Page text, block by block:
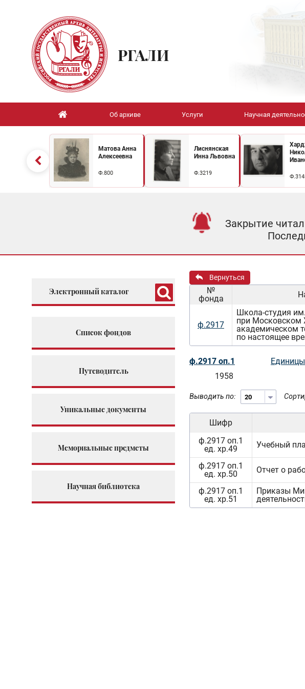
РГАЛИ
Об архиве Услуги Научная
Матова Анна
Алексеевна
Ф.800
Лиснянская
Инна Львовна
Ф.3219
Закрытие
Электронный каталог
Список фондов
Путеводитель
Уникальные документы
Мемориальные предметы
Научная библиотека
Вернуться
№
фонда
ф.2917
Школа-студия
при Московском
академическом
по настоящее
ф.2917 оп.1
1958
Выводить по:
Шифр
ф.2917 оп.1
ед. хр.49
Учебный
ф.2917 оп.1
ед. хр.50
Отчет о
ф.2917 оп.1
ед. хр.51
Приказы